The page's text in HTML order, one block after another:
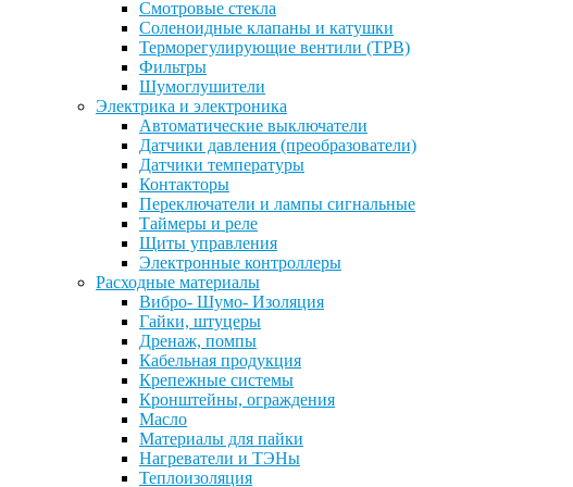
Смотровые стекла
Соленоидные клапаны и катушки
Терморегулирующие вентили (ТРВ)
Фильтры
Шумоглушители
Электрика и электроника
Автоматические выключатели
Датчики давления (преобразователи)
Датчики температуры
Контакторы
Переключатели и лампы сигнальные
Таймеры и реле
Щиты управления
Электронные контроллеры
Расходные материалы
Вибро- Шумо- Изоляция
Гайки, штуцеры
Дренаж, помпы
Кабельная продукция
Крепежные системы
Кронштейны, ограждения
Масло
Материалы для пайки
Нагреватели и ТЭНы
Теплоизоляция